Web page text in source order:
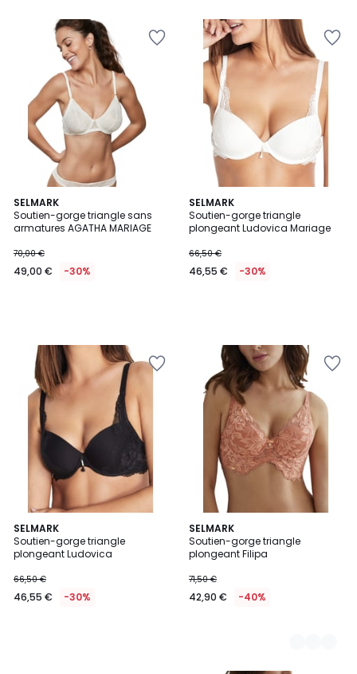
SELMARK
Soutien-gorge triangle sans
armatures AGATHA MARIAGE
70,00 €
49,00 € -30%
SELMARK
Soutien-gorge triangle
plongeant Ludovica Mariage
66,50 €
46,55 € -30%
SELMARK
Soutien-gorge triangle
plongeant Ludovica
66,50 €
46,55 € -30%
SELMARK
Soutien-gorge triangle
plongeant Filipa
71,50 €
42,90 € -40%
3
Couleurs